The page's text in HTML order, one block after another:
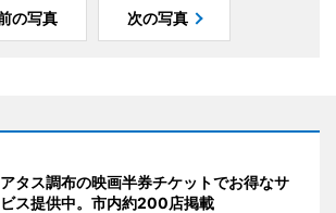
の写真 次の写真
タス調布の映画半券チケットでお得なサ
ス提供中。市内約200店掲載